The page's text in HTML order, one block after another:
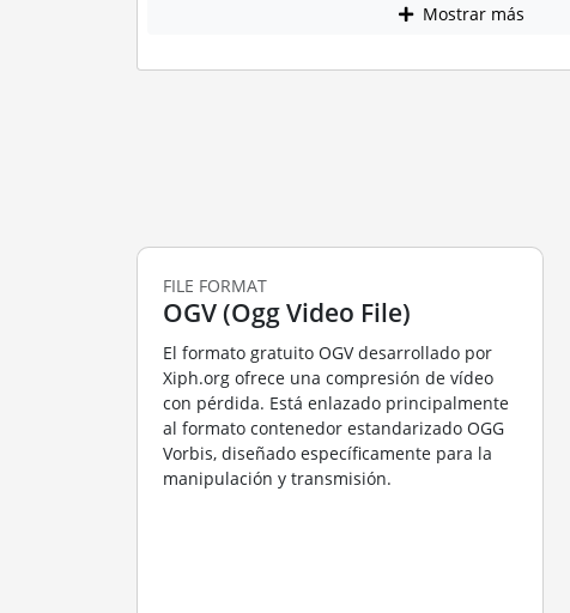
Mostrar más
FILE FORMAT
OGV (Ogg Video File)
El formato gratuito OGV desarrollado por
Xiph.org ofrece una compresión de vídeo
con pérdida. Está enlazado principalmente
al formato contenedor estandarizado OGG
Vorbis, diseñado específicamente para la
manipulación y transmisión.